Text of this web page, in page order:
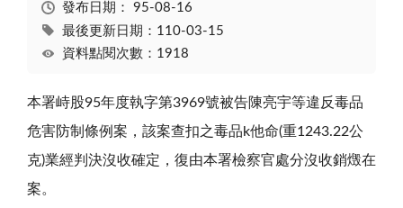
發布日期： 95-08-16
最後更新日期：110-03-15
資料點閱次數：1918
本署峙股95年度執字第3969號被告陳亮宇等違反毒品
危害防制條例案，該案查扣之毒品k他命(重1243.22公
克)業經判決沒收確定，復由本署檢察官處分沒收銷燬在
案。